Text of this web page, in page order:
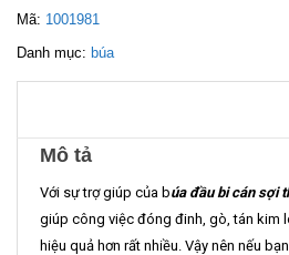
Mã: 1001981
Danh mục: búa
Mô tả
Với sự trợ giúp của búa đầu bi cán sợi
giúp công việc đóng đinh, gò, tán kim
hiệu quả hơn rất nhiều. Vậy nên nếu